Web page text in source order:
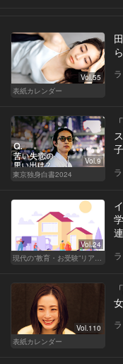
Vol.55
表紙カレンダー
Vol.9
東京独身白書2024
Vol.24
Vol.110
表紙カレンダー